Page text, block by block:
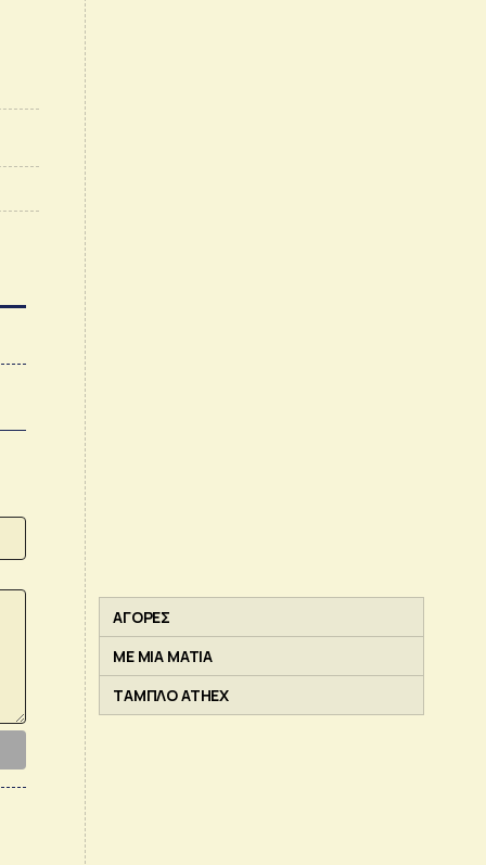
ΑΓΟΡΕΣ
ΜΕ ΜΙΑ ΜΑΤΙΑ
ΤΑΜΠΛΟ ATHEX